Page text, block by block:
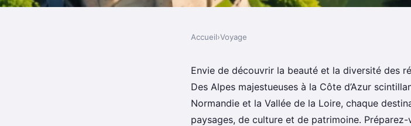
Les meilleures régions françaises à
visiter lors d'un tour de france
Accueil›Voyage
Envie de découvrir la beauté et la diversité des
Des Alpes majestueuses à la Côte d’Azur
Normandie et la Vallée de la Loire, chaque
paysages, de culture et de patrimoine.